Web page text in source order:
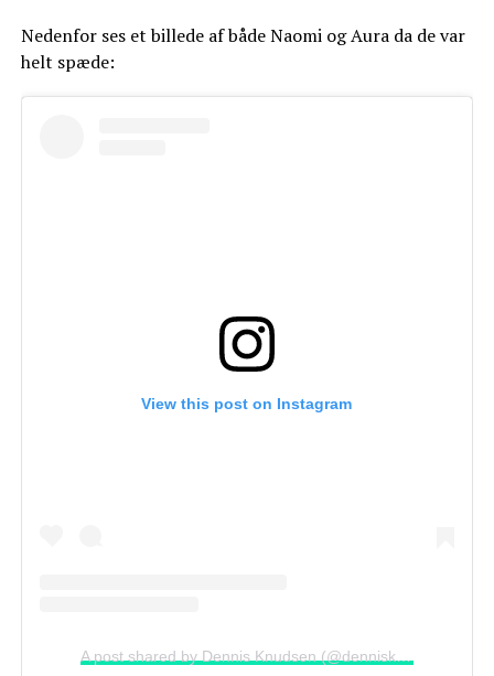
Nedenfor ses et billede af både Naomi og Aura da de var
helt spæde:
View this post on Instagram